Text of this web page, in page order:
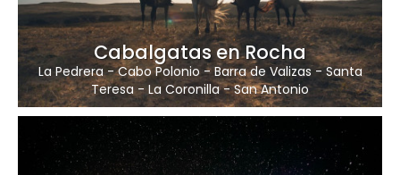
Cabalgatas en Rocha
La Pedrera-Cabo Polonio-Barra de Valizas-Santa
Teresa- La Coronilla-San Antonio